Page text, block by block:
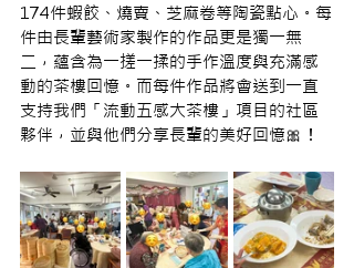
174件蝦餃、燒賣、芝麻卷等陶瓷點心。每
件由長輩藝術家製作的作品更是獨一無
二，蘊含為一搓一揉的手作溫度與充滿感
動的茶樓回憶。而每件作品將會送到一直
支持我們「流動五感大茶樓」項目的社區
夥伴，並與他們分享長輩的美好回憶🎀！